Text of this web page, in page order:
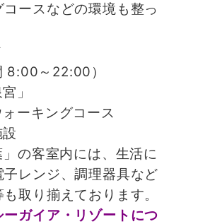
ースなどの環境も整っ
8:00～22:00）
」
ーキングコース
の客室内には、生活に
レンジ、調理器具など
取り揃えております。
ガイア・リゾートにつ